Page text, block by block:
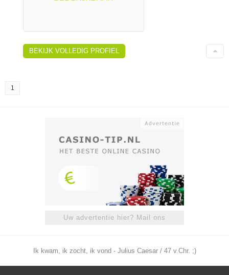
BEKIJK VOLLEDIG PROFIEL
1
Uw advertentie hier? Mail ons
Ik kwam, ik zocht, ik vond - Julius Caesar / 47 v.Chr. ;)